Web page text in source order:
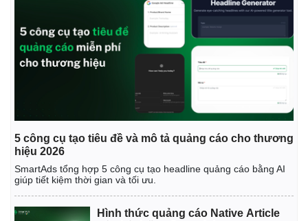
Thế giới
Quan sát
Cuộc sống đó đây
Video
Ảnh
5 công cụ tạo tiêu đề và mô tả quảng cáo cho thương
hiệu 2026
SmartAds tổng hợp 5 công cụ tạo headline quảng cáo bằng AI
giúp tiết kiệm thời gian và tối ưu.
Hình thức quảng cáo Native Article